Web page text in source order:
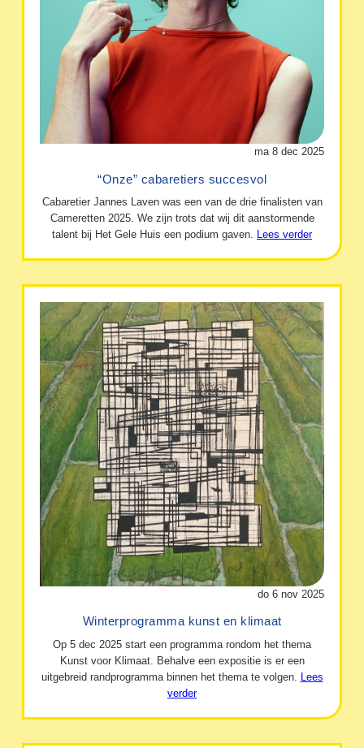
ma 8 dec 2025
“Onze” cabaretiers succesvol
Cabaretier Jannes Laven was een van de drie finalisten van
Cameretten 2025. We zijn trots dat wij dit aanstormende
talent bij Het Gele Huis een podium gaven. Lees verder
do 6 nov 2025
Winterprogramma kunst en klimaat
Op 5 dec 2025 start een programma rondom het thema
Kunst voor Klimaat. Behalve een expositie is er een
uitgebreid randprogramma binnen het thema te volgen.
Lees
verder